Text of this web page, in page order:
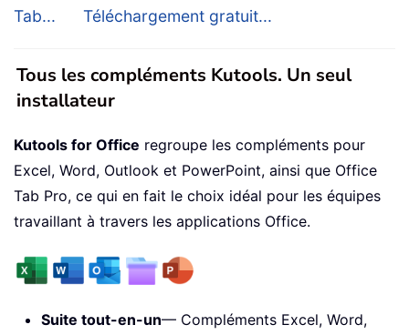
Tab...
Téléchargement gratuit...
Tous les compléments Kutools. Un seul
installateur
Kutools for Office regroupe les compléments pour
Excel, Word, Outlook et PowerPoint, ainsi que Office
Tab Pro, ce qui en fait le choix idéal pour les équipes
travaillant à travers les applications Office.
Suite tout-en-un— Compléments Excel, Word,